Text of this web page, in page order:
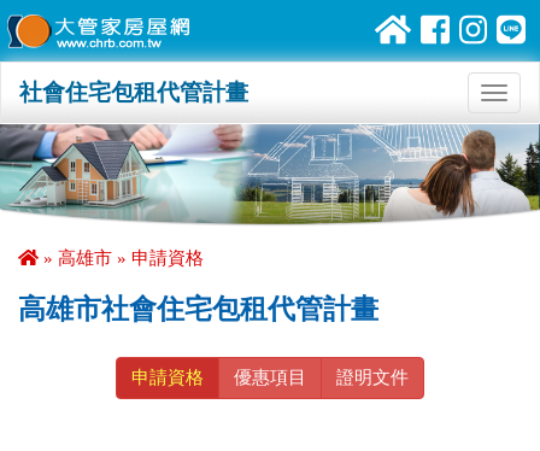
社會住宅包租代管計畫
» 高雄市 » 申請資格
高雄市社會住宅包租代管計畫
申請資格 優惠項目 證明文件